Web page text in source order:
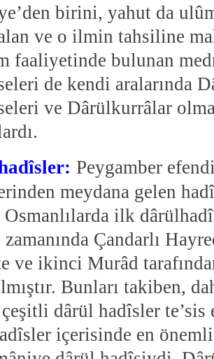
birini, yahut da
ve o ilmin tahsiline
faaliyetinde bulunan
de kendi aralarında
ve Dârülkurrâlar
Peygamber
meydana gelen
ilk
Çandarlı
ve ikinci Murâd
Bunları takiben,
dârül hadîsler
içerisinde en